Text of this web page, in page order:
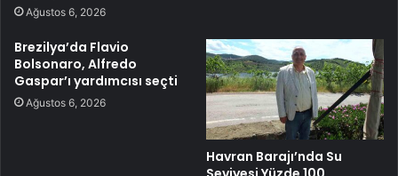
Ağustos 6, 2026
Brezilya’da Flavio
Bolsonaro, Alfredo
Gaspar’ı yardımcısı seçti
Ağustos 6, 2026
Havran Barajı’nda Su